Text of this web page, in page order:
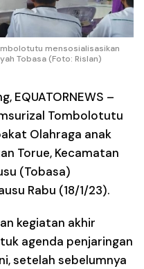
mensosialisasikan
Tobasa (Foto: Rislan)
EQUATORNEWS –
Tombolotutu
Olahraga anak
Torue, Kecamatan
(Tobasa)
Rabu (18/1/23).
kegiatan akhir
agenda penjaringan
setelah sebelumnya